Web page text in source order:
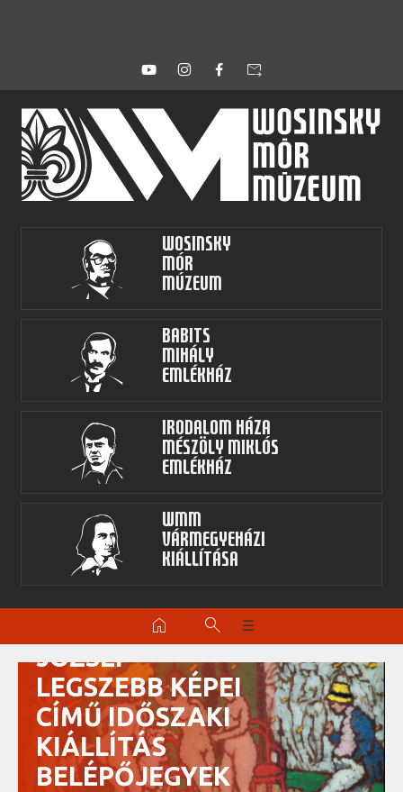
forward_to_inbox
Wosinsky
Mór
Múzeum
Babits
Mihály
Emlékház
Irodalom Háza
Mészöly Miklós
Emlékház
WMM
Vármegyeházi
kiállítása
home search ☰
RIPPL-RÓNAI
JÓZSEF
LEGSZEBB KÉPEI
CÍMŰ IDŐSZAKI
KIÁLLÍTÁS
BELÉPŐJEGYEK